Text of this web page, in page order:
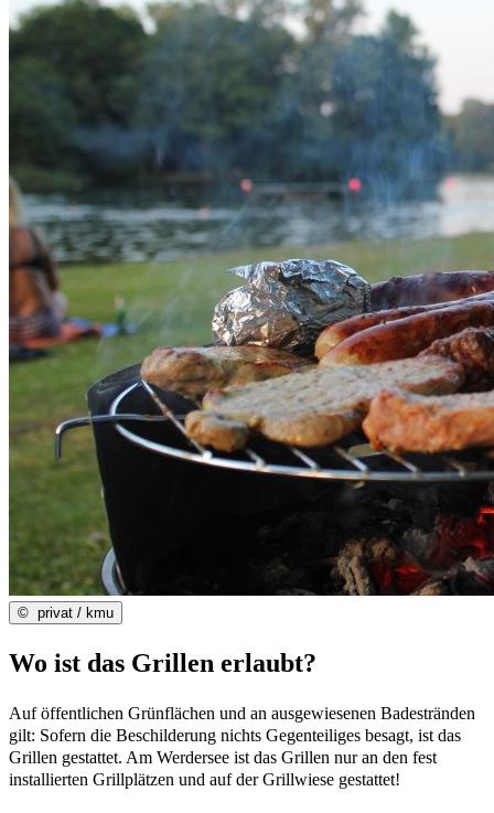
© privat / kmu
Wo ist das Grillen erlaubt?
Auf öffentlichen Grünflächen und an ausgewiesenen Badestränden
gilt: Sofern die Beschilderung nichts Gegenteiliges besagt, ist das
Grillen gestattet. Am Werdersee ist das Grillen nur an den fest
installierten Grillplätzen und auf der Grillwiese gestattet!